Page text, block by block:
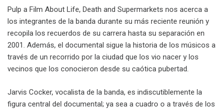
Pulp a Film About Life, Death and Supermarkets nos acerca a
los integrantes de la banda durante su más reciente reunión y
recopila los recuerdos de su carrera hasta su separación en
2001. Además, el documental sigue la historia de los músicos a
través de un recorrido por la ciudad que los vio nacer y los
vecinos que los conocieron desde su caótica pubertad.
Jarvis Cocker, vocalista de la banda, es indiscutiblemente la
figura central del documental; ya sea a cuadro o a través de los